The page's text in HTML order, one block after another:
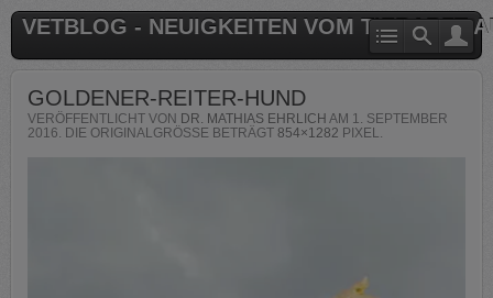
VETBLOG - NEUIGKEITEN VOM TIERARZT
GOLDENER-REITER-HUND
VERÖFFENTLICHT VON DR. MATHIAS EHRLICH AM 1. SEPTEMBER
2016. DIE ORIGINALGRÖSSE BETRÄGT 854×1282 PIXEL.